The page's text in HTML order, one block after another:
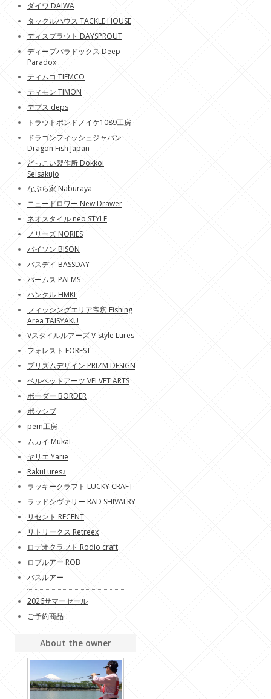
ダイワ DAIWA
タックルハウス TACKLE HOUSE
ディスプラウト DAYSPROUT
ディープパラドックス Deep
Paradox
ティムコ TIEMCO
ティモン TIMON
デプス deps
トラウトポンドノイケ1089工房
ドラゴンフィッシュジャパン
Dragon Fish Japan
どっこい製作所 Dokkoi
Seisakujo
なぶら家 Naburaya
ニュードロワー New Drawer
ネオスタイル neo STYLE
ノリーズ NORIES
バイソン BISON
バスデイ BASSDAY
パームス PALMS
ハンクル HMKL
フィッシングエリア帝釈 Fishing
Area TAISYAKU
Vスタイルルアーズ V-style Lures
フォレスト FOREST
プリズムデザイン PRIZM DESIGN
ベルベットアーツ VELVET ARTS
ボーダー BORDER
ポッシブ
pem工房
ムカイ Mukai
ヤリエ Yarie
RakuLures♪
ラッキークラフト LUCKY CRAFT
ラッドシヴァリー RAD SHIVALRY
リセント RECENT
リトリークス Retreex
ロデオクラフト Rodio craft
ロブルアー ROB
バスルアー
2026サマーセール
ご予約商品
About the owner